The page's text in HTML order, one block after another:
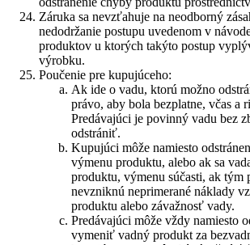
Záruka sa nevzťahuje na neodborný
nedodržanie postupu uvedenom v
produktov u ktorých takýto postup
výrobku.
Poučenie pre kupujúceho:
Ak ide o vadu, ktorú možno
právo, aby bola bezplatne, včas a
Predávajúci je povinný vadu bez
odstrániť.
Kupujúci môže namiesto
výmenu produktu, alebo ak sa
produktu, výmenu súčasti, ak tým
nevzniknú neprimerané náklady
produktu alebo závažnosť vady.
Predávajúci môže vždy namiesto
vymeniť vadný produkt za